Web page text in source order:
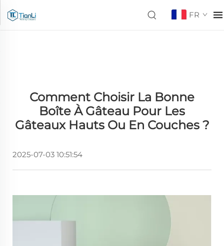
FR
Comment Choisir La Bonne
Boîte À Gâteau Pour Les
Gâteaux Hauts Ou En Couches ?
2025-07-03 10:51:54